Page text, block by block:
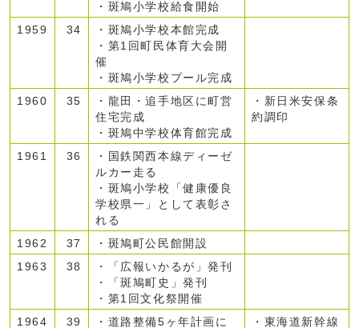
・斑鳩小学校給食開始
1959
34
・斑鳩小学校本館完成
・第1回町民体育大会開
催
・斑鳩小学校プール完成
1960
35
・龍田・追手地区に町営
住宅完成
・斑鳩中学校体育館完成
・新日米安保条
約調印
1961 36
・国鉄関西本線ディーゼ
ルカー走る
・斑鳩小学校「健康優良
学校県一」として表彰さ
れる
1962
37
・斑鳩町公民館開設
1963
38
・「広報いかるが」発刊
・「斑鳩町史」発刊
・第1回文化祭開催
1964
39
・道路整備5ヶ年計画に
・東海道新幹線